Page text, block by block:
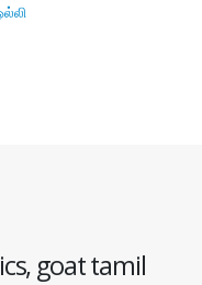
goat tamil